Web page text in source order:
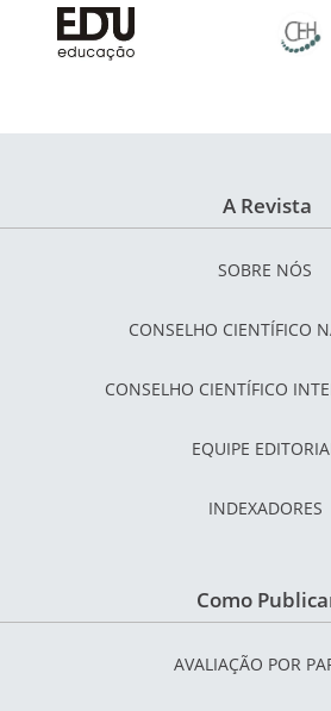
A Revista
SOBRE NÓS
CONSELHO CIENTÍFICO
CONSELHO CIENTÍFICO
EQUIPE
INDEXADORES
Como
AVALIAÇÃO POR